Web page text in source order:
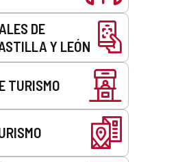
DE
Y LEÓN
TURISMO